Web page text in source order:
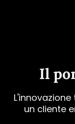
Il
un cliente